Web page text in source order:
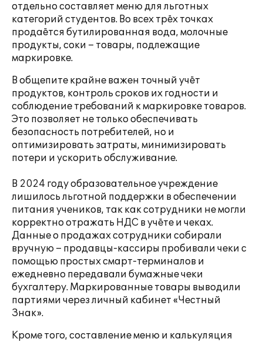
отдельно составляет меню для льготных
категорий студентов. Во всех трёх точках
продаётся бутилированная вода, молочные
продукты, соки – товары, подлежащие
маркировке.
В общепите крайне важен точный учёт
продуктов, контроль сроков их годности и
соблюдение требований к маркировке товаров.
Это позволяет не только обеспечивать
безопасность потребителей, но и
оптимизировать затраты, минимизировать
потери и ускорить обслуживание.
В 2024 году образовательное учреждение
лишилось льготной поддержки в обеспечении
питания учеников, так как сотрудники не могли
корректно отражать НДС в учёте и чеках.
Данные о продажах сотрудники собирали
вручную – продавцы-кассиры пробивали чеки с
помощью простых смарт-терминалов и
ежедневно передавали бумажные чеки
бухгалтеру. Маркированные товары выводили
партиями через личный кабинет «Честный
Знак».
Кроме того, составление меню и калькуляция